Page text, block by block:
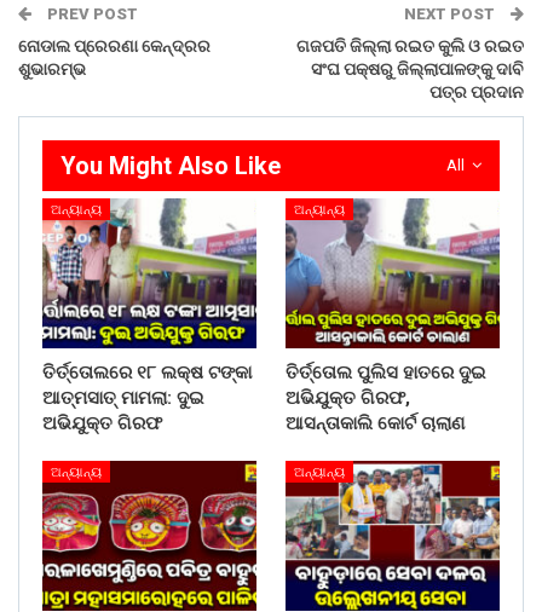
PREV POST
ନୋଡାଲ ପ୍ରେରଣା କେନ୍ଦ୍ରର
ଶୁଭାରମ୍ଭ
NEXT POST
ଗଜପତି ଜିଲ୍ଲା ରଇତ କୁଲି ଓ ରଇତ
ସଂଘ ପକ୍ଷରୁ ଜିଲ୍ଲାପାଳଙ୍କୁ ଦାବି
ପତ୍ର ପ୍ରଦାନ
All
You Might Also Like
ଅନ୍ୟାନ୍ୟ
ତିର୍ତ୍ତୋଲରେ ୧୮ ଲକ୍ଷ ଟଙ୍କା
ଆତ୍ମସାତ୍ ମାମଲା: ଦୁଇ
ଅଭିଯୁକ୍ତ ଗିରଫ
ଅନ୍ୟାନ୍ୟ
ତିର୍ତ୍ତୋଲ ପୁଲିସ ହାତରେ ଦୁଇ
ଅଭିଯୁକ୍ତ ଗିରଫ,
ଆସନ୍ତାକାଲି କୋର୍ଟ ଚାଲାଣ
ଅନ୍ୟାନ୍ୟ ଅନ୍ୟାନ୍ୟ